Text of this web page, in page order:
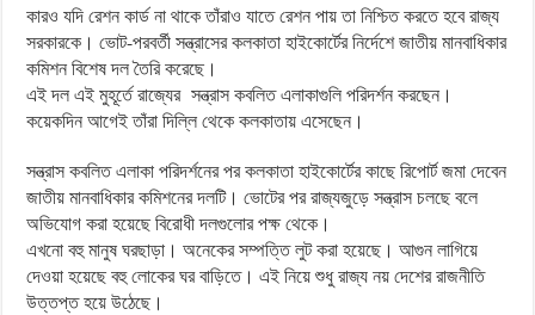
কারও যদি রেশন কার্ড না থাকে তাঁরাও যাতে রেশন পায় তা নিশ্চিত করতে হবে রাজ্য
সরকারকে। ভোট-পরবর্তী সন্ত্রাসের কলকাতা হাইকোর্টের নির্দেশে জাতীয় মানবাধিকার
কমিশন বিশেষ দল তৈরি করেছে।
এই দল এই মুহূর্তে রাজ্যের সন্ত্রাস কবলিত এলাকাগুলি পরিদর্শন করছেন।
কয়েকদিন আগেই তাঁরা দিল্লি থেকে কলকাতায় এসেছেন।
সন্ত্রাস কবলিত এলাকা পরিদর্শনের পর কলকাতা হাইকোর্টের কাছে রিপোর্ট জমা দেবেন
জাতীয় মানবাধিকার কমিশনের দলটি। ভোটের পর রাজ্যজুড়ে সন্ত্রাস চলছে বলে
অভিযোগ করা হয়েছে বিরোধী দলগুলোর পক্ষ থেকে।
এখনো বহু মানুষ ঘরছাড়া। অনেকের সম্পত্তি লুট করা হয়েছে। আগুন লাগিয়ে
দেওয়া হয়েছে বহু লোকের ঘর বাড়িতে। এই নিয়ে শুধু রাজ্য নয় দেশের রাজনীতি
উত্তপ্ত হয়ে উঠেছে।